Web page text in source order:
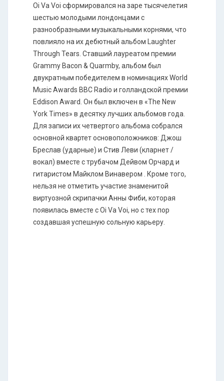
Oi Va Voi сформировался на заре тысячелетия
шестью молодыми лондонцами с
разнообразными музыкальными корнями, что
повлияло на их дебютный альбом Laughter
Through Tears. Ставший лауреатом премии
Grammy Bacon & Quarmby, альбом был
двукратным победителем в номинациях World
Music Awards BBC Radio и голландской премии
Eddison Award. Он был включен в «The New
York Times» в десятку лучших альбомов года.
Для записи их четвертого альбома собрался
основной квартет основоположников: Джош
Бреслав (ударные) и Стив Леви (кларнет /
вокал) вместе с трубачом Дейвом Орчард и
гитаристом Майклом Винавером . Кроме того,
нельзя не отметить участие знаменитой
виртуозной скрипачки Анны Фиби, которая
появилась вместе с Oi Va Voi, но с тех пор
создавшая успешную сольную карьеру.